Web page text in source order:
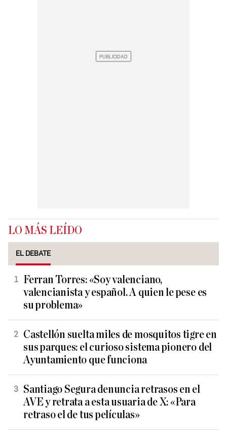
LO MÁS LEÍDO
EL DEBATE
Ferran Torres: «Soy valenciano,
valencianista y español. A quien le pese es
su problema»
Castellón suelta miles de mosquitos tigre en
sus parques: el curioso sistema pionero del
Ayuntamiento que funciona
Santiago Segura denuncia retrasos en el
AVE y retrata a esta usuaria de X: «Para
retraso el de tus películas»